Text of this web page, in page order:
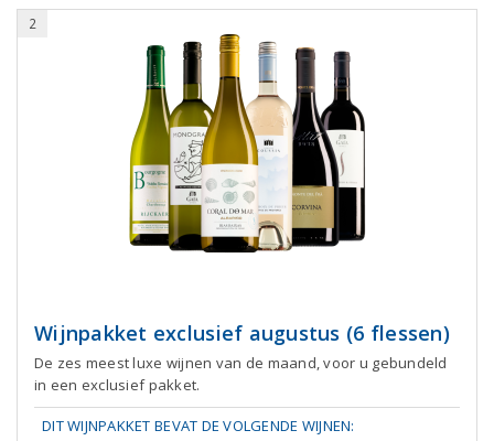
2
Wijnpakket exclusief augustus (6 flessen)
De zes meest luxe wijnen van de maand, voor u gebundeld
in een exclusief pakket.
DIT WIJNPAKKET BEVAT DE VOLGENDE WIJNEN: